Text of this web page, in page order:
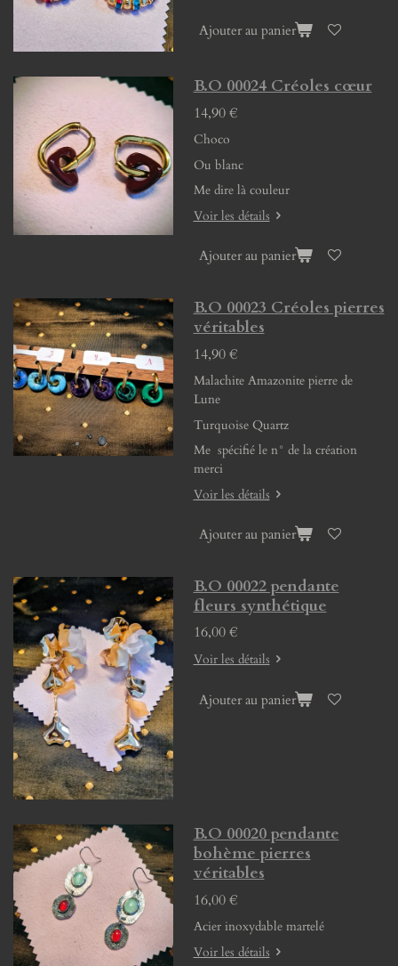
Ajouter au panier
B.O 00024 Créoles cœur
14,90 €
Choco
Ou blanc
Me dire là couleur
Voir les détails
Ajouter au panier
B.O 00023 Créoles pierres
véritables
14,90 €
Malachite Amazonite pierre de
Lune
Turquoise Quartz
Me spécifié le n° de la création
merci
Voir les détails
Ajouter au panier
B.O 00022 pendante
fleurs synthétique
16,00 €
Voir les détails
Ajouter au panier
B.O 00020 pendante
bohème pierres
véritables
16,00 €
Acier inoxydable martelé
Voir les détails